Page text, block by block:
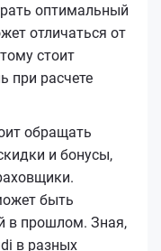
оптимальный
отличаться от
стоит
при расчете
обращать
и бонусы,
быть
в прошлом. Зная,
в разных